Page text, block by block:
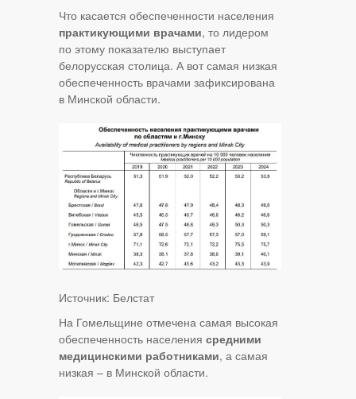
Что касается обеспеченности населения
практикующими врачами, то лидером
по этому показателю выступает
белорусская столица. А вот самая низкая
обеспеченность врачами зафиксирована
в Минской области.
Источник: Белстат
На Гомельщине отмечена самая высокая
обеспеченность населения средними
медицинскими работниками, а самая
низкая – в Минской области.